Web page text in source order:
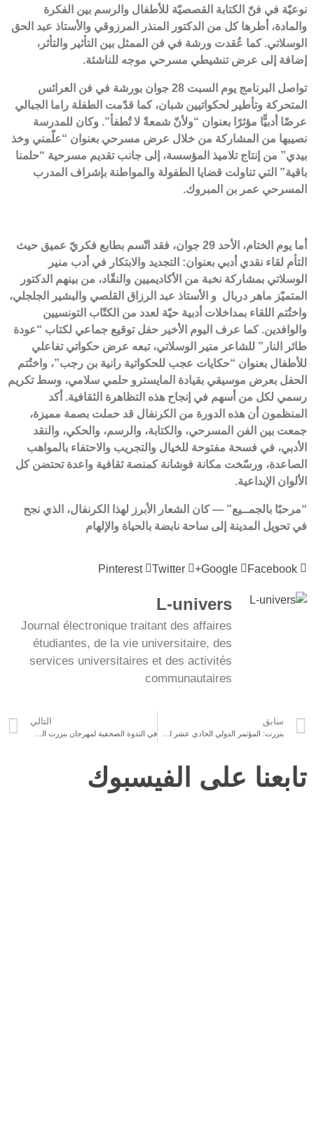
نوعيّة في فنّ الكتابة القصصيّة للأطفال والرسم بين الفكرة
والمادة، أطرها كل من الدكتور المنذر المرزوقي والأستاذ عبد الحق
الوسلاتي. كما عُقدت ورشة في فن الممثل بين التأثير والتأثر،
إضافة إلى عرض تنشيطي مسرحي موجه للناشئة.
تواصل البرنامج يوم السبت 28 جوان بورشة في فن العرائس
المتحركة وتأطير لحكواتيين شبان، كما قدّمت الطفلة راما الجبالي
عرضًا أدبيًّا مؤثرًا بعنوان “ولأنّ شمعةً لا تُطفأ”. وكان للمدرسة
نصيبها من المشاركة من خلال عرض مسرحي بعنوان “علّمني وخذ
بيدي” من إنتاج تلاميذ المؤسسة، إلى جانب تقديم مسرحية “حلمنا
باقية” التي تناولت قضايا الطفولة والمواطنة بإشراف المدرب
المسرحي عمر بن المبروك.
أما يوم الختام، الأحد 29 جوان، فقد اتّسم بطابع فكريّ عميق حيث
التأم لقاء نقدي أدبي بعنوان: التجديد والابتكار في أدب منير
الوسلاتي بمشاركة نخبة من الأكاديميين والنقّاد، من بينهم الدكتور
المتميّز ماهر دربال و الأستاذ عبد الرزاق القلصي والبشير الجلجلي،
واختُتم اللقاء بمداخلات أدبية حيّة لعدد من الكتّاب التونسيين
والوافدين. كما عرف اليوم الأخير حفل توقيع جماعي لكتاب “عودة
طائر النار” للشاعر منير الوسلاتي، تبعه عرض حكواتي تفاعلي
للأطفال بعنوان “حكايات عجب للحكواتية رانية بن رجب”، واختُتم
الحفل بعرض موسيقي بقيادة المايسترو حلمي سلامي، وسط تكريم
رسمي لكل من أسهم في إنجاح هذه التظاهرة الثقافية. أكد
المنظمون أن هذه الدورة من الكرنفال قد حملت بصمة مميزة،
جمعت بين الفن المسرحي، والكتابة، والرسم، والحكي، والنقد
الأدبي، في فسحة مفتوحة للخيال والتجريب والاحتفاء بالمواهب
الصاعدة، ورسّخت مكانة فوشانة كمنصة ثقافية واعدة تحتضن كل
الألوان الإبداعية.
“مرحبًا بالجمــيع” — كان الشعار الأبرز لهذا الكرنفال، الذي نجح
في تحويل المدينة إلى ساحة نابضة بالحياة والإلهام
Facebook
Google+
Twitter
Pinterest
L-univers
Journal électronique traitant des affaires
étudiantes, de la vie universitaire, des
services universitaires et des activités
communautaires
سابق التالي
تابعنا على الفيسبوك